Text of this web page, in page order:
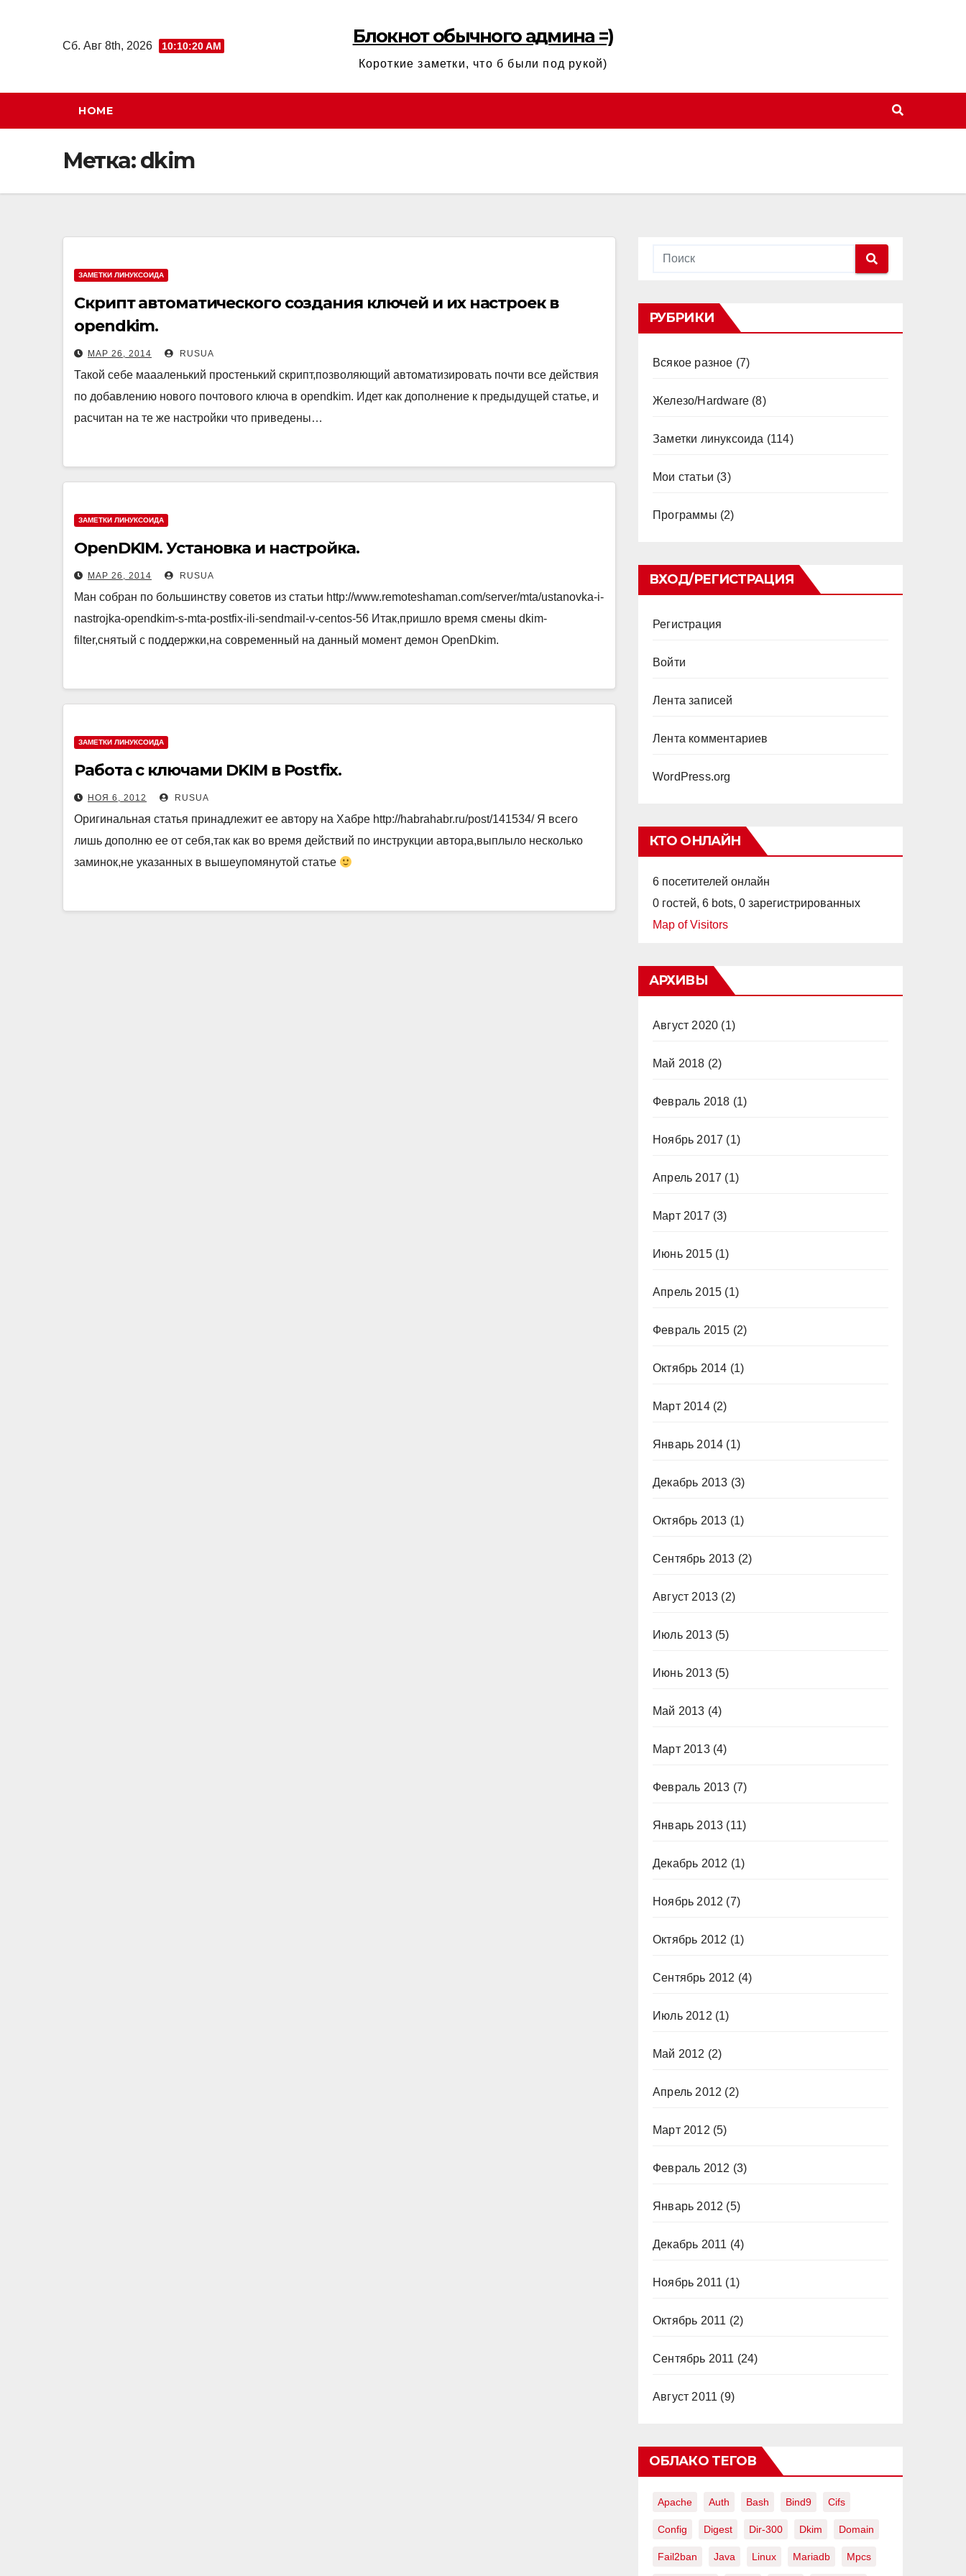
содержимому
Сб. Авг 8th, 2026 10:10:21 AM Блокнот обычного админа =)
Короткие заметки, что б были под рукой)
HOME
Метка:dkim
ЗАМЕТКИ ЛИНУКСОИДА
Скрипт автоматического создания ключей и их настроек в
opendkim.
МАР 26, 2014 RUSUA
Такой себе маааленький простенький скрипт,позволяющий автоматизировать почти все действия
по добавлению нового почтового ключа в opendkim. Идет как дополнение к предыдущей статье, и
расчитан на те же настройки что приведены…
ЗАМЕТКИ ЛИНУКСОИДА
OpenDKIM. Установка и настройка.
МАР 26, 2014 RUSUA
Ман собран по большинству советов из статьи http://www.remoteshaman.com/server/mta/ustanovka-i-
nastrojka-opendkim-s-mta-postfix-ili-sendmail-v-centos-56 Итак,пришло время смены dkim-
filter,снятый с поддержки,на современный на данный момент демон OpenDkim.
ЗАМЕТКИ ЛИНУКСОИДА
Работа с ключами DKIM в Postfix.
НОЯ 6, 2012 RUSUA
Оригинальная статья принадлежит ее автору на Хабре http://habrahabr.ru/post/141534/ Я всего
лишь дополню ее от себя,так как во время действий по инструкции автора,выплыло несколько
заминок,не указанных в вышеупомянутой статье
РУБРИКИ
Всякое разное (7)
Железо/Hardware (8)
Заметки линуксоида (114)
Мои статьи (3)
Программы (2)
ВХОД/РЕГИСТРАЦИЯ
Регистрация
Войти
Лента записей
Лента комментариев
WordPress.org
КТО ОНЛАЙН
6 посетителей онлайн
0 гостей, 6 bots, 0 зарегистрированных
Map of Visitors
АРХИВЫ
Август 2020 (1)
Май 2018 (2)
Февраль 2018 (1)
Ноябрь 2017 (1)
Апрель 2017 (1)
Март 2017 (3)
Июнь 2015(1)
Апрель 2015 (1)
Февраль 2015 (2)
Октябрь 2014 (1)
Март 2014(2)
Январь 2014 (1)
Декабрь 2013 (3)
Октябрь 2013 (1)
Сентябрь 2013 (2)
Август 2013 (2)
Июль 2013(5)
Июнь 2013(5)
Май 2013 (4)
Март 2013(4)
Февраль 2013 (7)
Январь 2013 (11)
Декабрь 2012 (1)
Ноябрь 2012 (7)
Октябрь 2012 (1)
Сентябрь 2012 (4)
Июль 2012 (1)
Май 2012 (2)
Апрель 2012 (2)
Март 2012 (5)
Февраль 2012 (3)
Январь 2012 (5)
Декабрь 2011 (4)
Ноябрь 2011 (1)
Октябрь 2011 (2)
Сентябрь 2011 (24)
Август 2011 (9)
ОБЛАКО ТЕГОВ
Apache Auth Bash Bind9 Cifs
Config Digest Dir-300 Dkim Domain
Fail2ban Java Linux Mariadb Mpcs